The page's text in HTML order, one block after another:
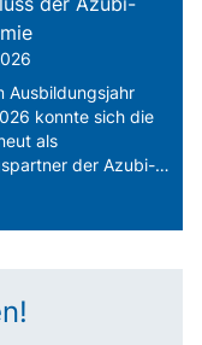
Ausbildungsjahr
konnte sich die
als
der Azubi-